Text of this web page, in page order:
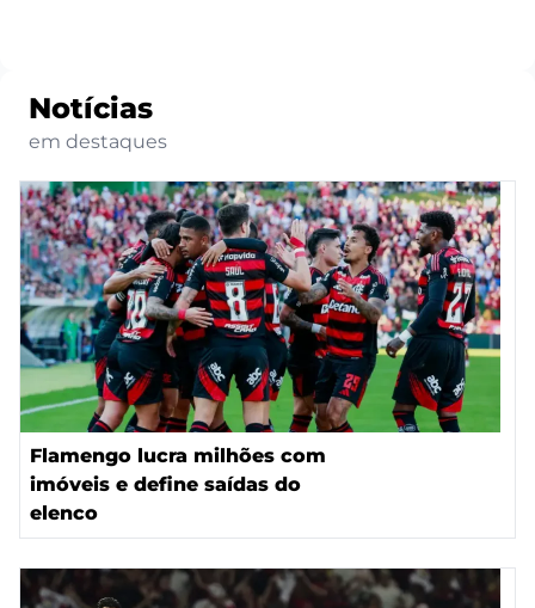
Notícias
em destaques
Flamengo lucra milhões com
imóveis e define saídas do
elenco